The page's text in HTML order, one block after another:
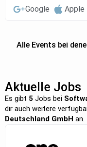
Google Apple
Alle Events bei
Aktuelle Jobs
Es gibt 5 Jobs bei
dir auch weitere
Deutschland GmbH an.